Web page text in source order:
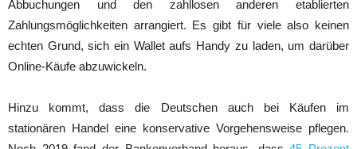
Abbuchungen und den zahllosen anderen etablierten
Zahlungsmöglichkeiten arrangiert. Es gibt für viele also keinen
echten Grund, sich ein Wallet aufs Handy zu laden, um darüber
Online-Käufe abzuwickeln.
Hinzu kommt, dass die Deutschen auch bei Käufen im
stationären Handel eine konservative Vorgehensweise pflegen.